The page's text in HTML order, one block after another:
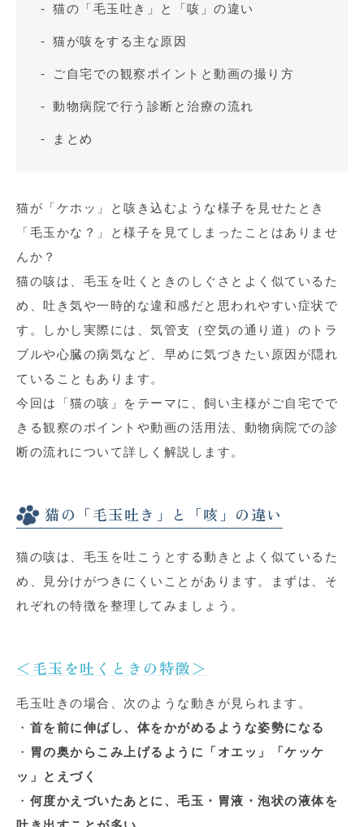
猫の「毛玉吐き」と「咳」の違い
猫が咳をする主な原因
ご自宅での観察ポイントと動画の撮り方
動物病院で行う診断と治療の流れ
まとめ
猫が「ケホッ」と咳き込むような様子を見せたとき
「毛玉かな？」と様子を見てしまったことはありませ
んか？
猫の咳は、毛玉を吐くときのしぐさとよく似ているた
め、吐き気や一時的な違和感だと思われやすい症状で
す。しかし実際には、気管支（空気の通り道）のトラ
ブルや心臓の病気など、早めに気づきたい原因が隠れ
ていることもあります。
今回は「猫の咳」をテーマに、飼い主様がご自宅でで
きる観察のポイントや動画の活用法、動物病院での診
断の流れについて詳しく解説します。
猫の「毛玉吐き」と「咳」の違い
猫の咳は、毛玉を吐こうとする動きとよく似ているた
め、見分けがつきにくいことがあります。まずは、そ
れぞれの特徴を整理してみましょう。
＜毛玉を吐くときの特徴＞
毛玉吐きの場合、次のような動きが見られます。
・ 首を前に伸ばし、体をかがめるような姿勢になる
・ 胃の奥からこみ上げるように「オエッ」「ケッケ
ッ」とえづく
・ 何度かえづいたあとに、毛玉・胃液・泡状の液体を